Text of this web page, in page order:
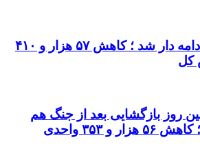
ریزش بورس ادامه دار شد ؛ کاهش ۵۷ هزار و ۴۱۰
کل
روز بازگشایی بعد از جنگ هم
قرمزپوش شد؛ کاهش ۵۶ هزار و ۳۵۳ واحدی